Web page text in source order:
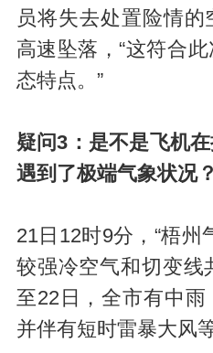
员将失去处置险情
高速坠落，“这符合
态特点。”
疑问3：是不是飞机
遇到了极端气象状况？
21日12时9分，“梧州
较强冷空气和切变线
至22日，全市有中雨
并伴有短时雷暴大风